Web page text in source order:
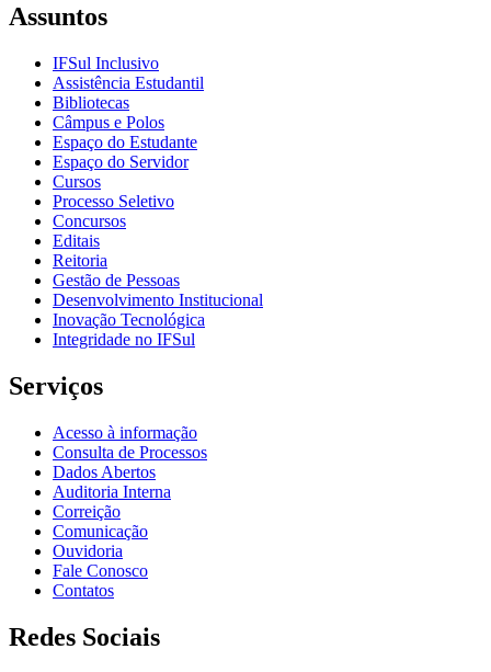
Assuntos
IFSul Inclusivo
Assistência Estudantil
Bibliotecas
Câmpus e Polos
Espaço do Estudante
Espaço do Servidor
Cursos
Processo Seletivo
Concursos
Editais
Reitoria
Gestão de Pessoas
Desenvolvimento Institucional
Inovação Tecnológica
Integridade no IFSul
Serviços
Acesso à informação
Consulta de Processos
Dados Abertos
Auditoria Interna
Correição
Comunicação
Ouvidoria
Fale Conosco
Contatos
Redes Sociais